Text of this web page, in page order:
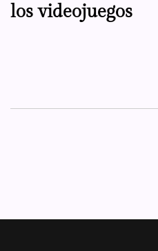
los videojuegos